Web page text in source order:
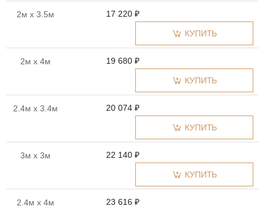
2м x 3.5м 17 220 ₽
КУПИТЬ
2м x 4м 19 680 ₽
КУПИТЬ
2.4м x 3.4м 20 074 ₽
КУПИТЬ
3м x 3м 22 140 ₽
КУПИТЬ
2.4м x 4м 23 616 ₽